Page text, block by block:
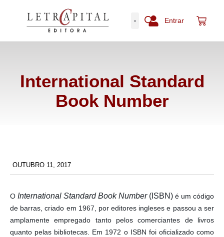
Entrar
International Standard
Book Number
OUTUBRO 11, 2017
O International Standard Book Number (ISBN) é um código
de barras, criado em 1967, por editores ingleses e passou a ser
amplamente empregado tanto pelos comerciantes de livros
quanto pelas bibliotecas. Em 1972 o ISBN foi oficializado como